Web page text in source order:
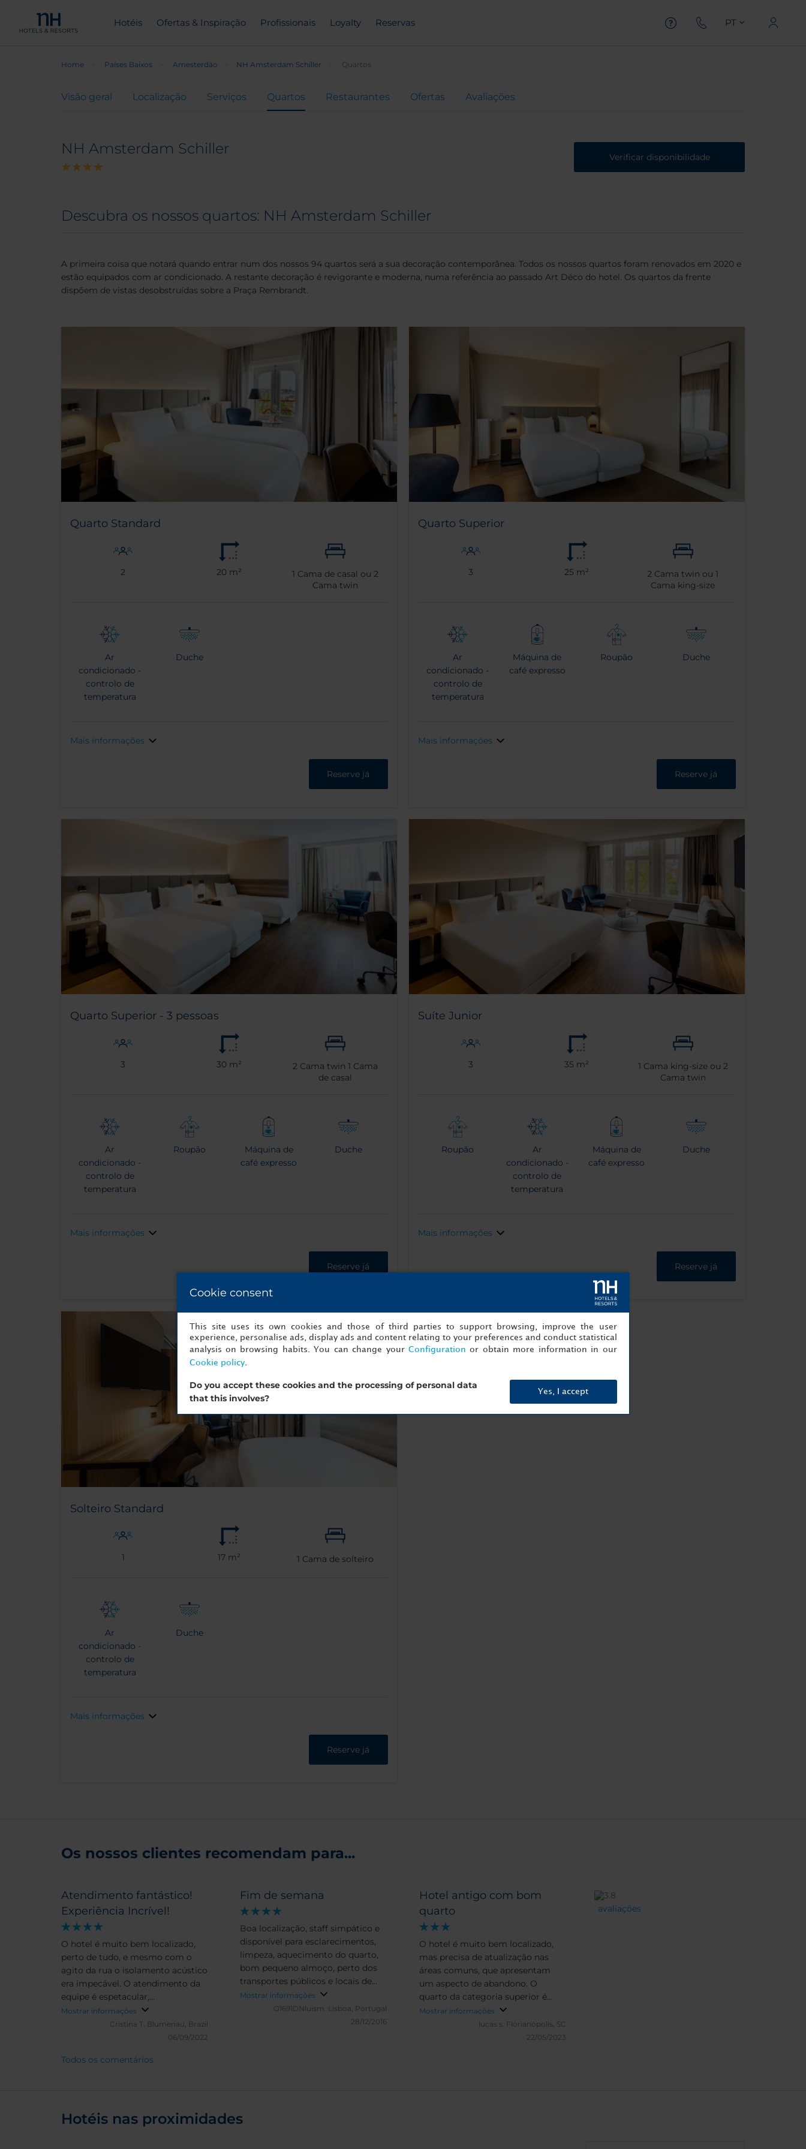
Hotéis Ofertas & Inspiração Profissionais Loyalty Reservas PT
Home Países Baixos Amesterdão NH Amsterdam Schiller Quartos
Visão geral Localização Serviços Quartos Restaurantes Ofertas Avaliações
NH Amsterdam Schiller Verificar disponibilidade
Descubra os nossos quartos: NH Amsterdam Schiller
A primeira coisa que notará quando entrar num dos nossos 94 quartos será a sua decoração contemporânea. Todos os nossos quartos foram renovados em 2020 e
estão equipados com ar condicionado. A restante decoração é revigorante e moderna, numa referência ao passado Art Déco do hotel. Os quartos da frente
dispõem de vistas desobstruídas sobre a Praça Rembrandt.
Quarto Standard
2 20 m² 1 Cama de casal ou 2
Cama twin
Ar
condicionado -
controlo de
temperatura
Duche
Mais informações
Reserve já
Quarto Superior
3 25 m² 2 Cama twin ou1
Cama king-size
Ar
condicionado -
controlo de
temperatura
Máquina de
café expresso
Roupão Duche
Mais informações
Reserve já
Quarto Superior - 3 pessoas
3 30 m² 2 Cama twin 1 Cama
de casal
Ar
condicionado -
controlo de
temperatura
Roupão
Máquina de
café expresso
Duche
Mais informações
Reserve já
Suíte Junior
3 35 m² 1 Cama king-size ou 2
Cama twin
Roupão
Ar
condicionado -
controlo de
temperatura
Máquina de
café expresso
Duche
Mais informações
Reserve já
Solteiro Standard
1 17 m² 1 Cama de solteiro
Ar
condicionado -
controlo de
temperatura
Duche
Mais informações
Reserve já
Os nossos clientes recomendam para...
Atendimento fantástico!
Experiência Incrível!
O hotel é muito bem localizado,
perto de tudo, e mesmo com o
agito da rua o isolamento acústico
era impecável. O atendimento da
equipe é espetacular,
especialmente a Manon. O café da
manhã super completo.
Mostrar informações
Cristina T.
Blumenau, Brazil
06/09/2022
Fim de semana
Boa localização, staff simpático e
disponível para esclarecimentos,
limpeza, aquecimento do quarto,
bom pequeno almoço, perto dos
transportes públicos e locais de
interesse. Decoração do bar e local
do pequeno almoço.
Mostrar informações
O1691DNluism.
Lisboa, Portugal
28/12/2016
Hotel antigo com bom
quarto
O hotel é muito bem localizado,
mas precisa de atualização nas
áreas comuns, que apresentam
um aspecto de abandono. O
quarto da categoria superior é
bem espaçoso e iluminado, com
aparência de ter sido recém
Mostrar informações
lucas s.
Florianópolis, SC
22/05/2023
avaliações
Todos os comentários
Hotéis nas proximidades
Cookie consent
This site uses its own cookies and those of third parties to support browsing, improve the user
experience, personalise ads, display ads and content relating to your preferences and conduct statistical
analysis on browsing habits. You can change your Configuration or obtain more information in our
Cookie policy.
Do you accept these cookies and the processing of personal data
that this involves?
Yes, I accept